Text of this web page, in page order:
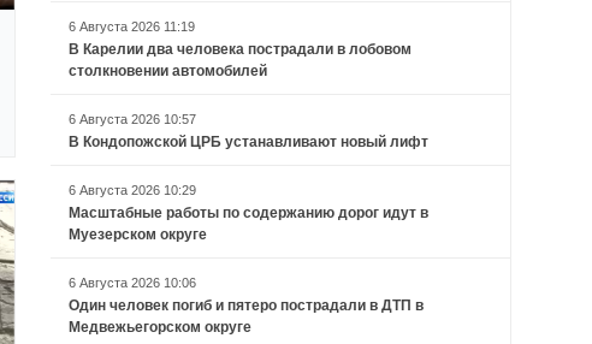
6 Августа 2026 11:19
В Карелии два человека пострадали в лобовом
столкновении автомобилей
6 Августа 2026 10:57
В Кондопожской ЦРБ устанавливают новый лифт
6 Августа 2026 10:29
Масштабные работы по содержанию дорог идут в
Муезерском округе
6 Августа 2026 10:06
Один человек погиб и пятеро пострадали в ДТП в
Медвежьегорском округе